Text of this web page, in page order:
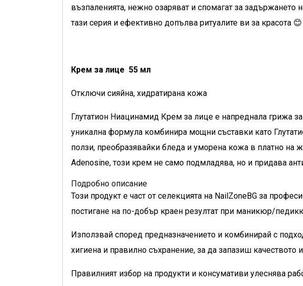
възпаленията, нежно озаряват и спомагат за задържането
тази серия и ефективно допълва ритуалите ви за красота 😊
Крем за лице 55 мл
Отключи сияйна, хидратирана кожа
Глутатион Ниацинамид Крем за лице е напреднала грижа
уникална формула комбинира мощни съставки като
ползи, преобразявайки бледа и уморена кожа в платно на
Adenosine, този крем не само подмладява, но и придава
Подробно описание
Този продукт е част от селекцията на NailZoneBG за
постигане на по-добър краен резултат при маникюр/
Използвай според предназначението и комбинирай с
хигиена и правилно съхранение, за да запазиш качеството
Правилният избор на продукти и консумативи улеснява